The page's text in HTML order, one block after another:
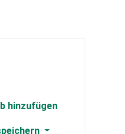
hinzufügen